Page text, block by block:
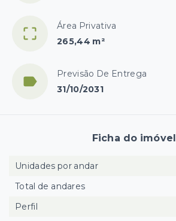
Área Privativa
265,44 m²
Previsão De Entrega
31/10/2031
Ficha do imóvel
Unidades por andar
Total de andares
Perfil